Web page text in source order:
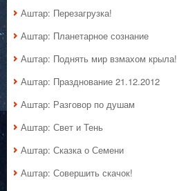
Аштар: Перезагрузка!
Аштар: Планетарное сознание
Аштар: Поднять мир взмахом крыла!
Аштар: Празднование 21.12.2012
Аштар: Разговор по душам
Аштар: Свет и Тень
Аштар: Сказка о Семени
Аштар: Совершить скачок!